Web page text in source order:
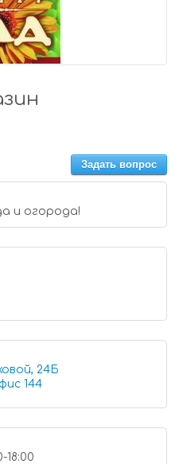
Задать вопрос
и огорода!
24Б
район) офис 144
18:00